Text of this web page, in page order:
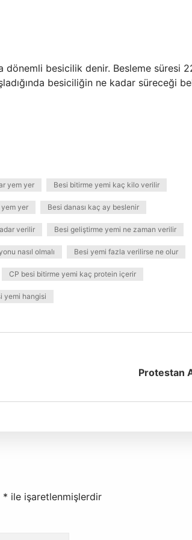
dönemli besicilik denir. Besleme süresi
besiciliğin ne kadar süreceği
yem yer Besi bitirme yemi kaç kilo verilir
yer Besi danası kaç ay beslenir
verilir Besi geliştirme yemi ne zaman verilir
nasıl olmalı Besi yemi fazla verilirse ne olur
CP besi bitirme yemi kaç protein içerir
yemi hangisi
Protestan
* ile işaretlenmişlerdir